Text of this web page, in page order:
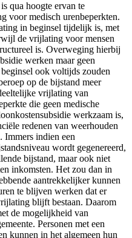
qua hoogte ervan te
voor medisch urenbeperkten.
in beginsel tijdelijk is, met
de vrijlating voor mensen
is. Overweging hierbij
werken maar geen
ook voltijds zouden
op de bijstand meer
vrijlating van
die geen medische
werkzaam is,
redenen van weerhouden
Immers indien een
wordt gegenereerd,
bijstand, maar ook niet
inkomsten. Het zou dan in
aantrekkelijker kunnen
te blijven werken dat er
blijft bestaan. Daarom
de mogelijkheid van
Personen met een
kunnen in het algemeen hun